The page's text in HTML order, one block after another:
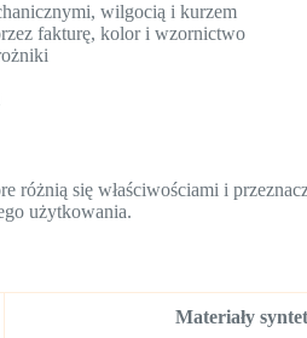
wilgocią i kurzem
fakturę, kolor i wzornictwo
różnią się właściwościami i
użytkowania.
Materiały